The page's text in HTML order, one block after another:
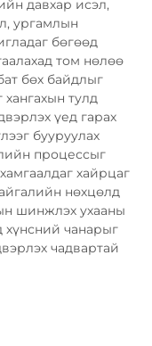
давхар исэл,
ургамлын
бөгөөд
том нөлөө
бөх байдлыг
тулд
үед гарах
бууруулах
процессыг
хайрцаг
нөхцөлд
шинжлэх ухааны
хүнсний чанарыг
чадвартай